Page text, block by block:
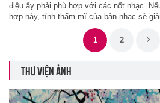
điệu ấy phải phù hợp với các nốt nhạc.
hợp này, tính thẩm mĩ của bản nhạc sẽ
1 2
THƯ VIỆN ẢNH